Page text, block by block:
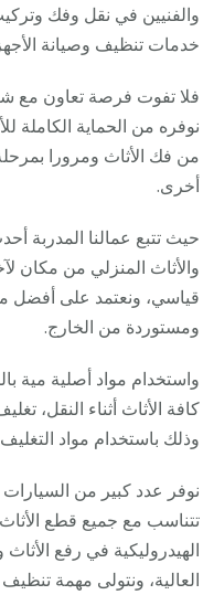
والفنيين في نقل وفك
خدمات تنظيف وصيانة
فلا تفوت فرصة تعاون مع
نوفره من الحماية الكاملة
من فك الأثاث ومرورا
أخرى.
حيث تتبع عمالنا المدربة
والأثاث المنزلي من مكان
قياسي، ونعتمد على أفضل
ومستوردة من الخارج.
واستخدام مواد أصلية مية
كافة الأثاث أثناء النقل،
وذلك باستخدام مواد التغليف
نوفر عدد كبير من
تتناسب مع جميع قطع
الهيدروليكية في رفع الأثاث
العالية، ونتولى مهمة